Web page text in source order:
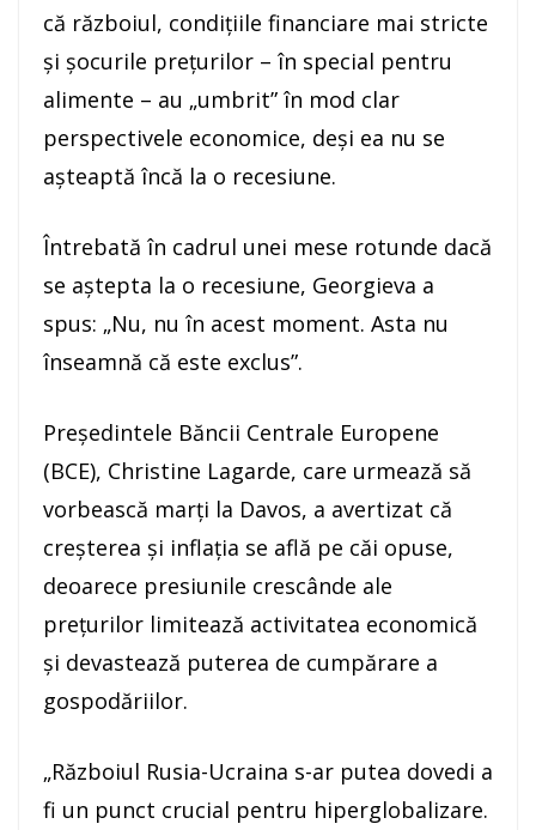
că războiul, condiţiile financiare mai stricte
şi şocurile preţurilor – în special pentru
alimente – au „umbrit” în mod clar
perspectivele economice, deşi ea nu se
aşteaptă încă la o recesiune.
Întrebată în cadrul unei mese rotunde dacă
se aştepta la o recesiune, Georgieva a
spus: „Nu, nu în acest moment. Asta nu
înseamnă că este exclus”.
Preşedintele Băncii Centrale Europene
(BCE), Christine Lagarde, care urmează să
vorbească marţi la Davos, a avertizat că
creşterea şi inflaţia se află pe căi opuse,
deoarece presiunile crescânde ale
preţurilor limitează activitatea economică
şi devastează puterea de cumpărare a
gospodăriilor.
„Războiul Rusia-Ucraina s-ar putea dovedi a
fi un punct crucial pentru hiperglobalizare.